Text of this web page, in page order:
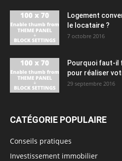
Logement
le locataire ?
7 octobre 2016
Pourquoi faut-il
pour réaliser
29 septembre 2016
CATÉGORIE POPULAIRE
Conseils pratiques
Investissement immobilier